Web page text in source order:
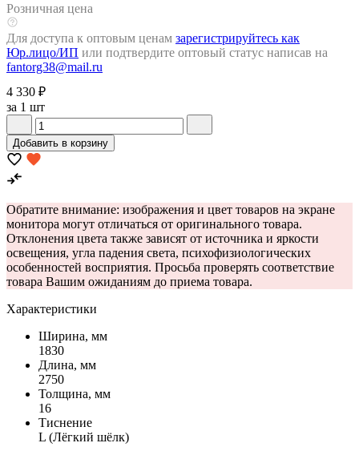
Розничная цена
Для доступа к оптовым ценам зарегистрируйтесь как
Юр.лицо/ИП или подтвердите оптовый статус написав на
fantorg38@mail.ru
4 330 ₽
за 1 шт
Добавить в корзину
Обратите внимание: изображения и цвет товаров на экране
монитора могут отличаться от оригинального товара.
Отклонения цвета также зависят от источника и яркости
освещения, угла падения света, психофизиологических
особенностей восприятия. Просьба проверять соответствие
товара Вашим ожиданиям до приема товара.
Характеристики
Ширина, мм
1830
Длина, мм
2750
Толщина, мм
16
Тиснение
L (Лёгкий шёлк)